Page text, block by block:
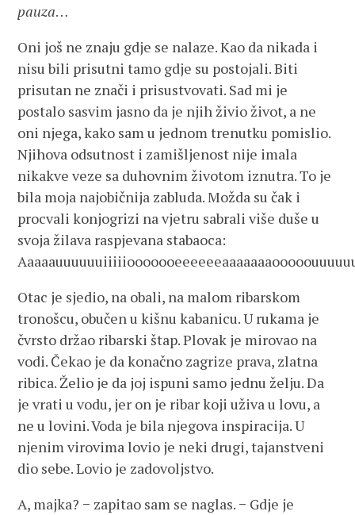
pauza…
Oni još ne znaju gdje se nalaze. Kao da nikada i
nisu bili prisutni tamo gdje su postojali. Biti
prisutan ne znači i prisustvovati. Sad mi je
postalo sasvim jasno da je njih živio život, a ne
oni njega, kako sam u jednom trenutku pomislio.
Njihova odsutnost i zamišljenost nije imala
nikakve veze sa duhovnim životom iznutra. To je
bila moja najobičnija zabluda. Možda su čak i
procvali konjogrizi na vjetru sabrali više duše u
svoja žilava raspjevana stabaoca:
Otac je sjedio, na obali, na malom ribarskom
tronošcu, obučen u kišnu kabanicu. U rukama je
čvrsto držao ribarski štap. Plovak je mirovao na
vodi. Čekao je da konačno zagrize prava, zlatna
ribica. Želio je da joj ispuni samo jednu želju. Da
je vrati u vodu, jer on je ribar koji uživa u lovu, a
ne u lovini. Voda je bila njegova inspiracija. U
njenim virovima lovio je neki drugi, tajanstveni
dio sebe. Lovio je zadovoljstvo.
A, majka? − zapitao sam se naglas. − Gdje je